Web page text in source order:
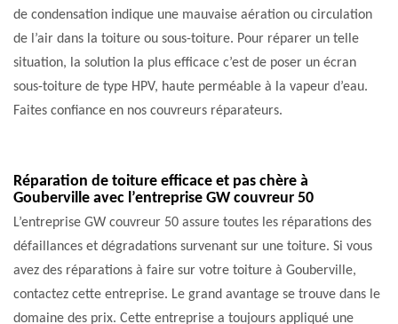
de condensation indique une mauvaise aération ou circulation
de l’air dans la toiture ou sous-toiture. Pour réparer un telle
situation, la solution la plus efficace c’est de poser un écran
sous-toiture de type HPV, haute perméable à la vapeur d’eau.
Faites confiance en nos couvreurs réparateurs.
Réparation de toiture efficace et pas chère à
Gouberville avec l’entreprise GW couvreur 50
L’entreprise GW couvreur 50 assure toutes les réparations des
défaillances et dégradations survenant sur une toiture. Si vous
avez des réparations à faire sur votre toiture à Gouberville,
contactez cette entreprise. Le grand avantage se trouve dans le
domaine des prix. Cette entreprise a toujours appliqué une